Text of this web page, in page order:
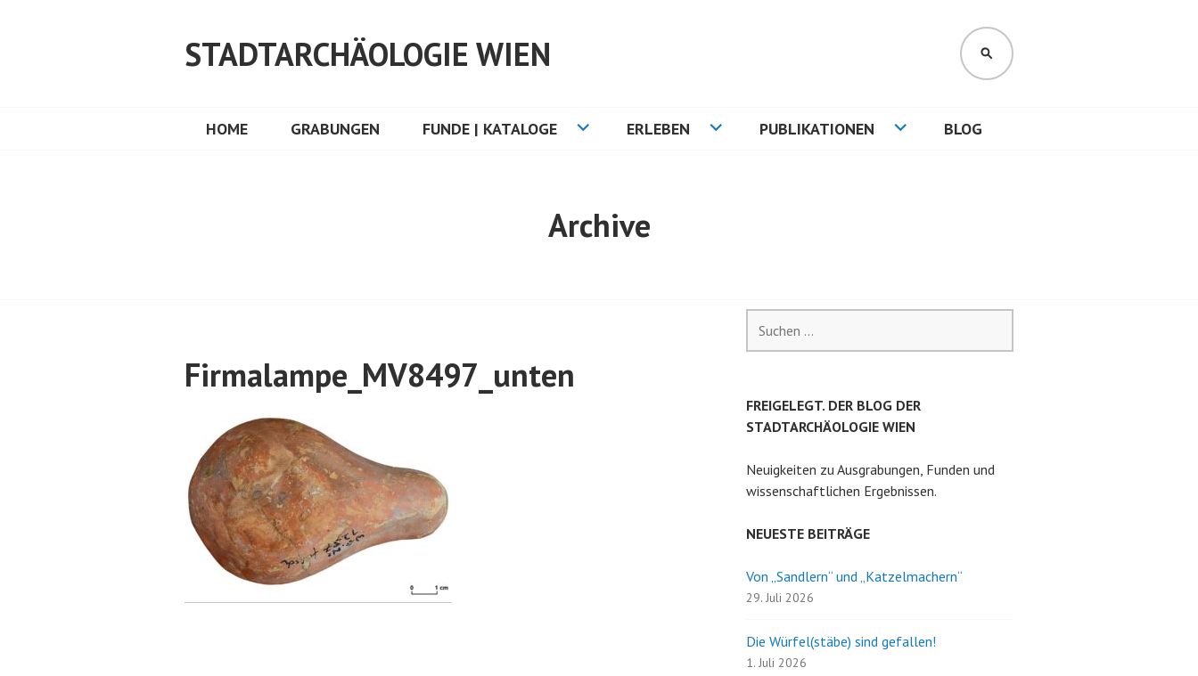
STADTARCHÄOLOGIE WIEN SUCHEN
HOME GRABUNGEN FUNDE | KATALOGE ERLEBEN PUBLIKATIONEN BLOG
Archive
Firmalampe_MV8497_unten
nach:
FREIGELEGT. DER BLOG DER
STADTARCHÄOLOGIE WIEN
Neuigkeiten zu Ausgrabungen, Funden und
wissenschaftlichen Ergebnissen.
NEUESTE BEITRÄGE
Von „Sandlern“ und „Katzelmachern“
29. Juli 2026
Die Würfel(stäbe) sind gefallen!
1. Juli 2026